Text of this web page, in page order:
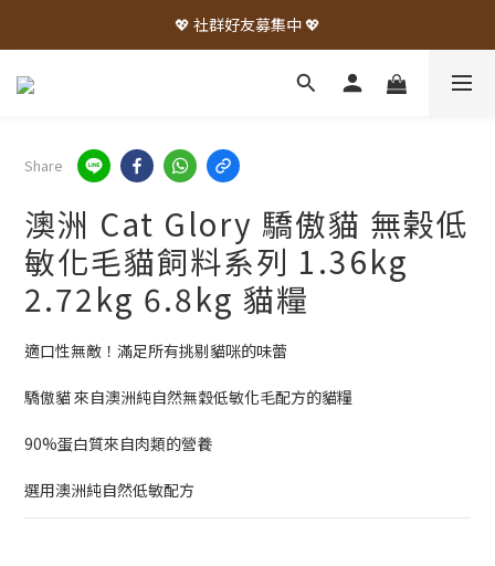
💖 社群好友募集中 💖
Share
澳洲 Cat Glory 驕傲貓 無榖低
敏化毛貓飼料系列 1.36kg
2.72kg 6.8kg 貓糧
適口性無敵！滿足所有挑剔貓咪的味蕾
驕傲貓 來自澳洲純自然無穀低敏化毛配方的貓糧
90%蛋白質來自肉類的營養
選用澳洲純自然低敏配方